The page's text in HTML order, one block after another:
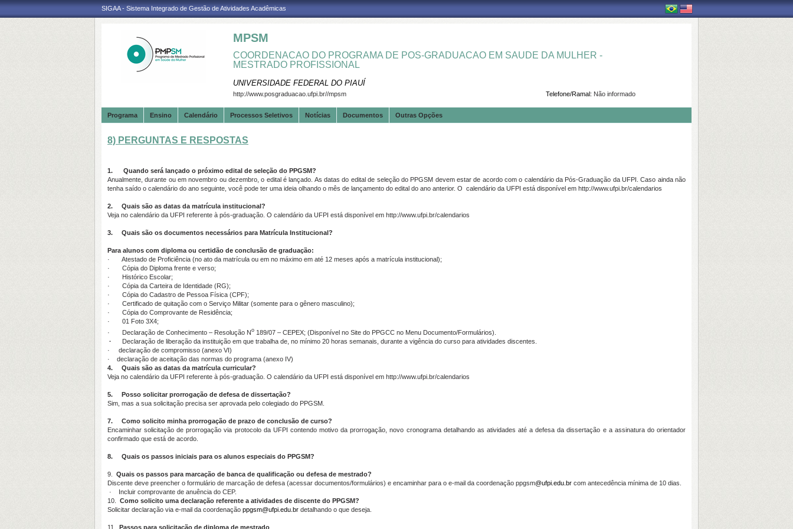
SIGAA - Sistema Integrado de Gestão de Atividades Acadêmicas
MPSM
COORDENACAO DO PROGRAMA DE POS-GRADUACAO EM SAUDE DA MULHER -
MESTRADO PROFISSIONAL
UNIVERSIDADE FEDERAL DO PIAUÍ
Telefone/Ramal: Não informado
http://www.posgraduacao.ufpi.br//mpsm
Programa Ensino Calendário Processos Seletivos Notícias Documentos Outras Opções
8) PERGUNTAS E RESPOSTAS
1.
Quando será lançado o próximo edital de seleção do PPGSM?
Anualmente, durante ou em novembro ou dezembro, o edital é lançado. As datas do edital de seleção do PPGSM devem estar de acordo com o calendário da Pós-Graduação da UFPI. Caso ainda não
tenha saído o calendário do ano seguinte, você pode ter uma ideia olhando o mês de lançamento do edital do ano anterior. O calendário da UFPI está disponível em http://www.ufpi.br/calendarios
2. Quais são as datas da matrícula institucional?
Veja no calendário da UFPI referente à pós-graduação. O calendário da UFPI está disponível em http://www.ufpi.br/calendarios
3. Quais são os documentos necessários para Matrícula Institucional?
Para alunos com diploma ou certidão de conclusão de graduação:
· Atestado de Proficiência (no ato da matrícula ou em no máximo em até 12 meses após a matrícula institucional);
· Cópia do Diploma frente e verso;
· Histórico Escolar;
· Cópia da Carteira de Identidade (RG);
· Cópia do Cadastro de Pessoa Física (CPF);
· Certificado de quitação com o Serviço Militar (somente para o gênero masculino);
· Cópia do Comprovante de Residência;
· 01 Foto 3X4;
· Declaração de Conhecimento – Resolução No 189/07 – CEPEX; (Disponível no Site do PPGCC no Menu Documento/Formulários).
· Declaração de liberação da instituição em que trabalha de, no mínimo 20 horas semanais, durante a vigência do curso para atividades discentes.
· declaração de compromisso (anexo VI)
· declaração de aceitação das normas do programa (anexo IV)
4. Quais são as datas da matrícula curricular?
Veja no calendário da UFPI referente à pós-graduação. O calendário da UFPI está disponível em http://www.ufpi.br/calendarios
5. Posso solicitar prorrogação de defesa de dissertação?
Sim, mas a sua solicitação precisa ser aprovada pelo colegiado do PPGSM.
7. Como solicito minha prorrogação de prazo de conclusão de curso?
Encaminhar solicitação de prorrogação via protocolo da UFPI contendo motivo da prorrogação, novo cronograma detalhando as atividades até a defesa da dissertação e a assinatura do orientador
confirmado que está de acordo.
8. Quais os passos iniciais para os alunos especiais do PPGSM?
9. Quais os passos para marcação de banca de qualificação ou defesa de mestrado?
Discente deve preencher o formulário de marcação de defesa (acessar documentos/formulários) e encaminhar para o e-mail da coordenação ppgsm@ufpi.edu.br com antecedência mínima de 10 dias.
· Incluir comprovante de anuência do CEP.
10. Como solicito uma declaração referente a atividades de discente do PPGSM?
Solicitar declaração via e-mail da coordenação ppgsm@ufpi.edu.br detalhando o que deseja.
11. Passos para solicitação de diploma de mestrado